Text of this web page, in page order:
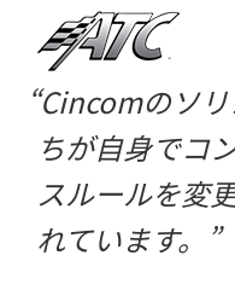
Cincomのソ
ちが自身でコ
スルールを変
れています。